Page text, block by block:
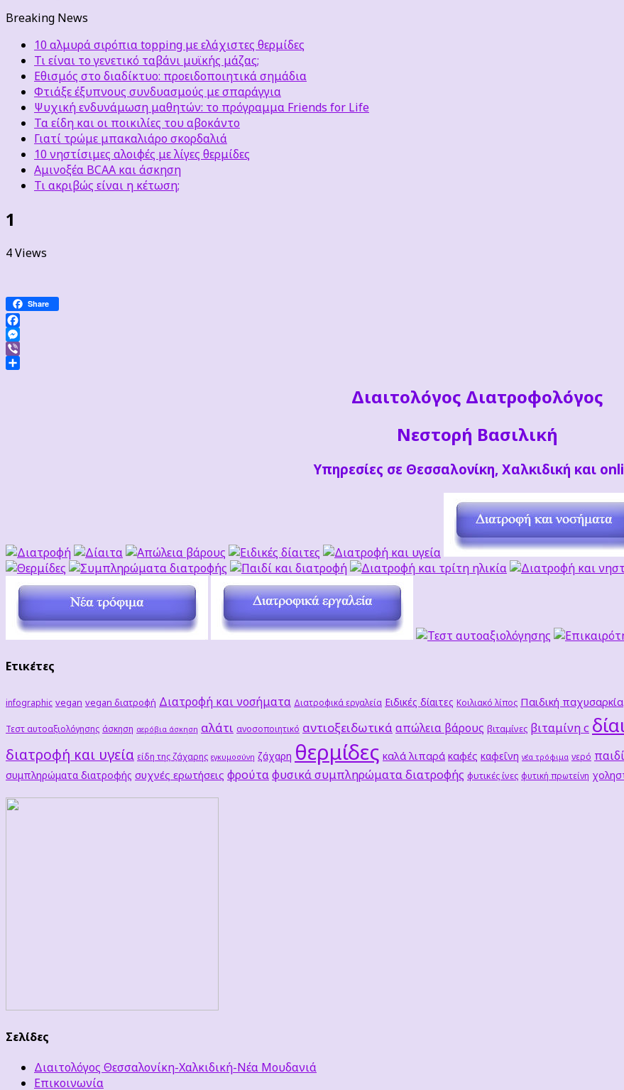
Breaking News
10 αλμυρά σιρόπια topping με ελάχιστες θερμίδες
Τι είναι το γενετικό ταβάνι μυϊκής μάζας;
Εθισμός στο διαδίκτυο: προειδοποιητικά σημάδια
Φτιάξε έξυπνους συνδυασμούς με σπαράγγια
Ψυχική ενδυνάμωση μαθητών: το πρόγραμμα Friends for Life
Τα είδη και οι ποικιλίες του αβοκάντο
Γιατί τρώμε μπακαλιάρο σκορδαλιά
10 νηστίσιμες αλοιφές με λίγες θερμίδες
Αμινοξέα BCAA και άσκηση
Τι ακριβώς είναι η κέτωση;
1
4 Views
Share
Facebook
Messenger
Viber
Διαιτoλόγος Διατροφολόγος
Νεστορή Βασιλική
Υπηρεσίες σε Θεσσαλονίκη, Χαλκιδική και
Ετικέτες
infographic vegan vegan διατροφή Διατροφή και νοσήματα Διατροφικά εργαλεία Ειδικές δίαιτες Κοιλιακό λίπος Παιδική παχυσαρκία
Τεστ αυτοαξιολόγησης άσκηση αερόβια άσκηση αλάτι ανοσοποιητικό αντιοξειδωτικά απώλεια βάρους βιταμίνες βιταμίνη c
διατροφή και υγεία είδη της ζάχαρης εγκυμοσύνη ζάχαρη θερμίδες καλά λιπαρά καφές καφεΐνη νέα τρόφιμα νερό
συμπληρώματα διατροφής συχνές ερωτήσεις φρούταφυσικά συμπληρώματα διατροφής φυτικές ίνες φυτική πρωτείνη
Σελίδες
Διαιτολόγος Θεσσαλονίκη-Χαλκιδική-Νέα Μουδανιά
Επικοινωνία